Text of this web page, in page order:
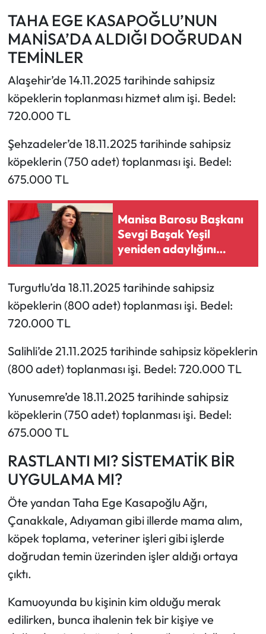
TAHA EGE KASAPOĞLU’NUN
MANİSA’DA ALDIĞI DOĞRUDAN
TEMİNLER
Alaşehir’de 14.11.2025 tarihinde sahipsiz
köpeklerin toplanması hizmet alım işi. Bedel:
720.000 TL
Şehzadeler’de 18.11.2025 tarihinde sahipsiz
köpeklerin (750 adet) toplanması işi. Bedel:
675.000 TL
Manisa Barosu Başkanı
Sevgi Başak Yeşil
yeniden adaylığını
açıkladı
Turgutlu’da 18.11.2025 tarihinde sahipsiz
köpeklerin (800 adet) toplanması işi. Bedel:
720.000 TL
Salihli’de 21.11.2025 tarihinde sahipsiz köpeklerin
(800 adet) toplanması işi. Bedel: 720.000 TL
Yunusemre’de 18.11.2025 tarihinde sahipsiz
köpeklerin (750 adet) toplanması işi. Bedel:
675.000 TL
RASTLANTI MI? SİSTEMATİK BİR
UYGULAMA MI?
Öte yandan Taha Ege Kasapoğlu Ağrı,
Çanakkale, Adıyaman gibi illerde mama alım,
köpek toplama, veteriner işleri gibi işlerde
doğrudan temin üzerinden işler aldığı ortaya
çıktı.
Kamuoyunda bu kişinin kim olduğu merak
edilirken, bunca ihalenin tek bir kişiye ve